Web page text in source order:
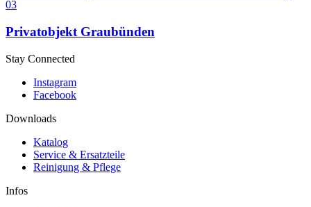
03
Privatobjekt Graubünden
Stay Connected
Instagram
Facebook
Downloads
Katalog
Service & Ersatzteile
Reinigung & Pflege
Infos